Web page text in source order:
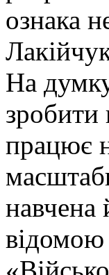
ознака
На
зробити
працює
навчена
відомою